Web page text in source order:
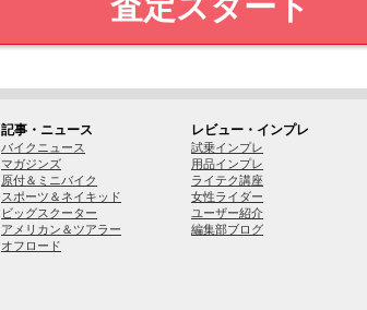
記事・ニュース
バイクニュース
マガジンズ
原付＆ミニバイク
スポーツ＆ネイキッド
ビッグスクーター
アメリカン＆ツアラー
オフロード
レビュー・インプレ
試乗インプレ
用品インプレ
ライテク講座
女性ライダー
ユーザー紹介
編集部ブログ